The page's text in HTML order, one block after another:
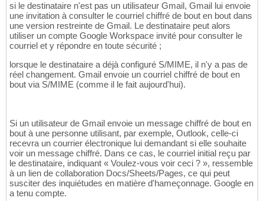
si le destinataire n'est pas un utilisateur Gmail, Gmail lui envoie
une invitation à consulter le courriel chiffré de bout en bout dans
une version restreinte de Gmail. Le destinataire peut alors
utiliser un compte Google Workspace invité pour consulter le
courriel et y répondre en toute sécurité ;
lorsque le destinataire a déjà configuré S/MIME, il n'y a pas de
réel changement. Gmail envoie un courriel chiffré de bout en
bout via S/MIME (comme il le fait aujourd'hui).
Si un utilisateur de Gmail envoie un message chiffré de bout en
bout à une personne utilisant, par exemple, Outlook, celle-ci
recevra un courrier électronique lui demandant si elle souhaite
voir un message chiffré. Dans ce cas, le courriel initial reçu par
le destinataire, indiquant « Voulez-vous voir ceci ? », ressemble
à un lien de collaboration Docs/Sheets/Pages, ce qui peut
susciter des inquiétudes en matière d'hameçonnage. Google en
a tenu compte.